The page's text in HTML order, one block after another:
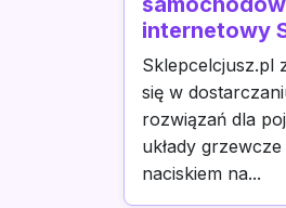
internetowy
Sklepcelcjusz.pl
się w
rozwiązań dla
układy
naciskiem na...